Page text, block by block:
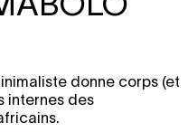
donne corps (et
internes des